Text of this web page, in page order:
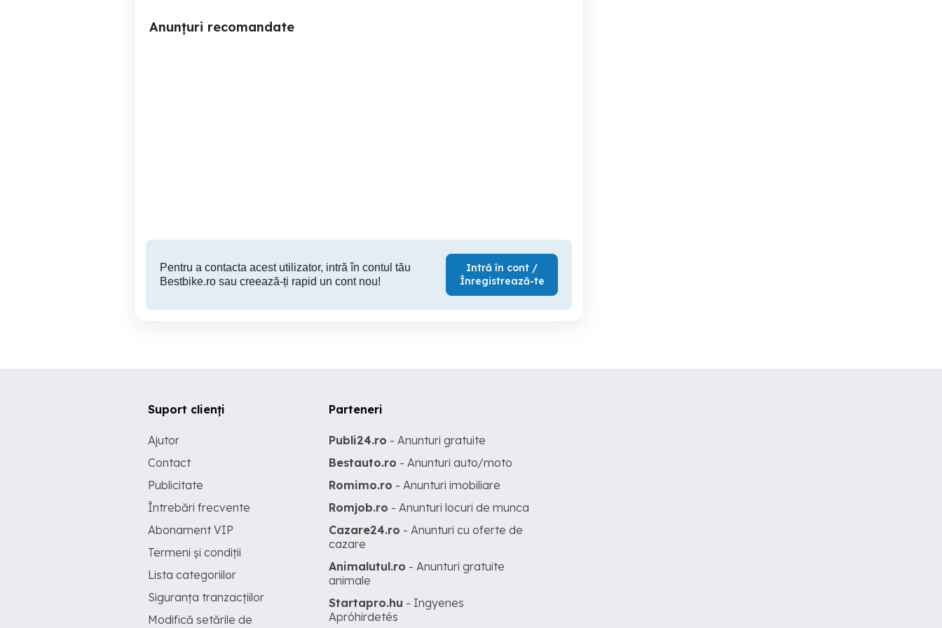
Anunțuri recomandate
Pentru a contacta acest utilizator, intră în contul tău
Bestbike.ro sau creează-ți rapid un cont nou!
Intră în cont /
Înregistrează-te
Suport clienți
Ajutor
Contact
Publicitate
Întrebări frecvente
Abonament VIP
Termeni și condiții
Lista categoriilor
Siguranța tranzacțiilor
Modifică setările de
Parteneri
Publi24.ro - Anunturi gratuite
Bestauto.ro - Anunturi auto/moto
Romimo.ro - Anunturi imobiliare
Romjob.ro - Anunturi locuri de munca
Cazare24.ro - Anunturi cu oferte de
cazare
Animalutul.ro - Anunturi gratuite
animale
Startapro.hu - Ingyenes
Apróhirdetés